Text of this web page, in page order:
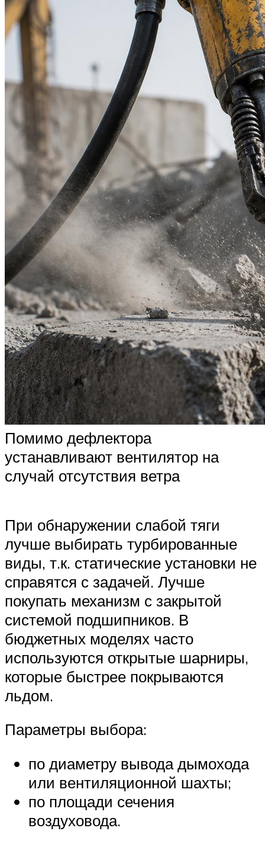
Помимо дефлектора
устанавливают вентилятор на
случай отсутствия ветра
При обнаружении слабой тяги
лучше выбирать турбированные
виды, т.к. статические установки не
справятся с задачей. Лучше
покупать механизм с закрытой
системой подшипников. В
бюджетных моделях часто
используются открытые шарниры,
которые быстрее покрываются
льдом.
Параметры выбора:
по диаметру вывода дымохода
или вентиляционной шахты;
по площади сечения
воздуховода.